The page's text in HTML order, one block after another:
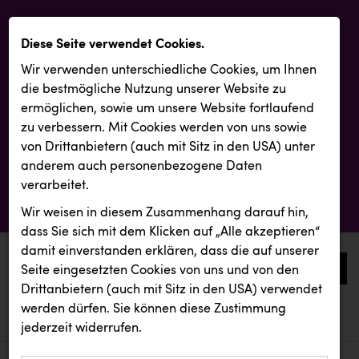
0
aktuelle aussendungen
aktuelle aussendungen
Diese Seite verwendet Cookies.
Wir verwenden unterschiedliche Cookies, um Ihnen
die best­mögliche Nutzung unserer Website zu
ermöglichen, sowie um unsere Website fortlaufend
zu verbessern. Mit Cookies werden von uns sowie
von Drittanbietern (auch mit Sitz in den USA) unter
anderem auch personenbezogene Daten
verarbeitet.
Wir weisen in diesem Zusammenhang darauf hin,
dass Sie sich mit dem Klicken auf „Alle akzeptieren“
damit ein­ver­standen erklären, dass die auf unserer
Seite eingesetzten Cookies von uns und von den
Drittanbietern (auch mit Sitz in den USA) verwendet
werden dürfen. Sie können diese Zustimmung
jederzeit widerrufen.